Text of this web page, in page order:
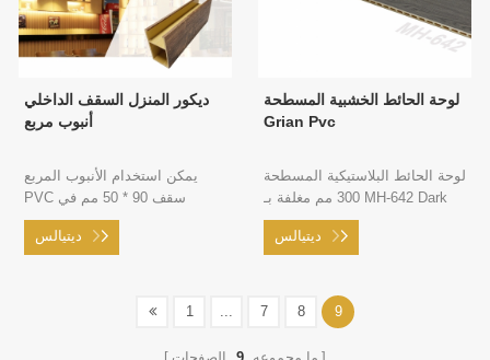
ديكور المنزل السقف الداخلي
أنبوب مربع
يمكن استخدام الأنبوب المربع
PVC سقف 90 * 50 مم في
زخرفة السقف مع العارضة
ديتيالس
لوحة الحائط الخشبية المسطحة
Grian Pvc
لوحة الحائط البلاستيكية المسطحة
300 مم مغلفة بـ MH-642 Dark
Grey Oak Grain ， 0
فورمالديهايد ، 0 معادن ثقيلة ،
ديتيالس
1 7 8 9